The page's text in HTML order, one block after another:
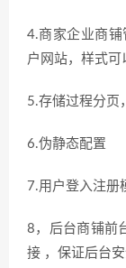
4.商家企业商铺
户网站，样式可
5.存储过程分页，
6.伪静态配置
7.用户登入注册
8，后台商铺前
接 ，保证后台